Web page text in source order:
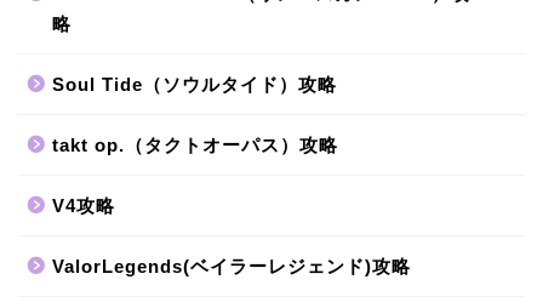
略
Soul Tide（ソウルタイド）攻略
takt op.（タクトオーパス）攻略
V4攻略
ValorLegends(ベイラーレジェンド)攻略